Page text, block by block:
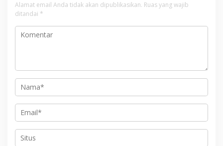
Alamat email Anda tidak akan dipublikasikan. Ruas yang wajib
ditandai *